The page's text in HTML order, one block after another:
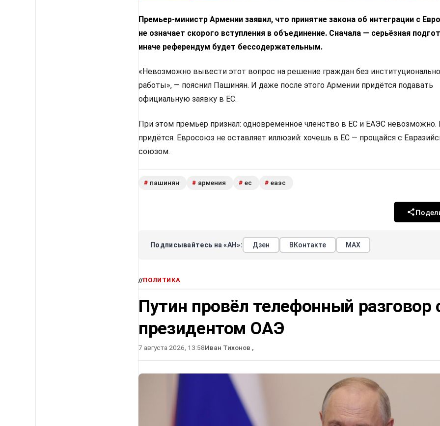
Премьер-министр Армении заявил, что принятие закона об интеграции с
не означает скорого вступления в объединение. Сначала — серьёзная
иначе референдум будет бессодержательным.
«Невозможно вывести этот вопрос на решение граждан без
работы», — пояснил Пашинян. И даже после этого Армении придётся подавать
официальную заявку в ЕС.
При этом премьер признал: одновременное членство в ЕС и ЕАЭС невозможно.
придётся. Евросоюз не оставляет иллюзий: хочешь в ЕС — прощайся с
союзом.
# пашинян # армения # ес # еаэс
Подписывайтесь на «АН»: Дзен ВКонтакте МАХ
//ПОЛИТИКА
Путин провёл телефонный разговор
президентом ОАЭ
7 августа 2026, 13:58Иван Тихонов ,